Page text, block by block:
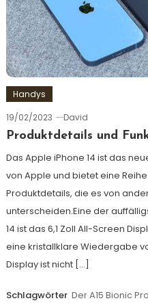
Handys
19/02/2023
David
Produktdetails und
Das Apple iPhone 14 ist das
von Apple und bietet eine
Produktdetails, die es von
unterscheiden.Eine der
14 ist das 6,1 Zoll All-Screen
eine kristallklare Wiedergabe
Display ist nicht […]
Schlagwörter Der A15 Bionic